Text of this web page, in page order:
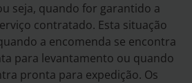
seja, quando for garantido a
contratado. Esta situação
a encomenda se encontra
para levantamento ou quando
pronta para expedição. Os